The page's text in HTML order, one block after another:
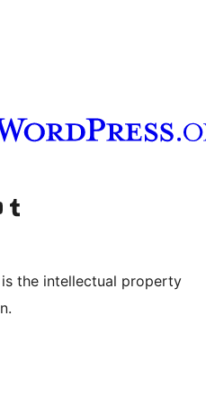
account
YouTube channel
Visit our Tumblr account
the intellectual property